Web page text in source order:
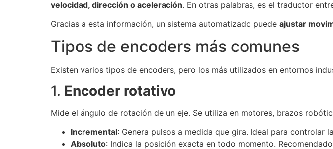
velocidad, dirección o aceleración. En otras palabras, es el traductor
Gracias a esta información, un sistema automatizado puede ajustar
Tipos de encoders más comunes
Existen varios tipos de encoders, pero los más utilizados en entornos
1. Encoder rotativo
Mide el ángulo de rotación de un eje. Se utiliza en motores, brazos
Incremental: Genera pulsos a medida que gira. Ideal para controlar
Absoluto: Indica la posición exacta en todo momento.